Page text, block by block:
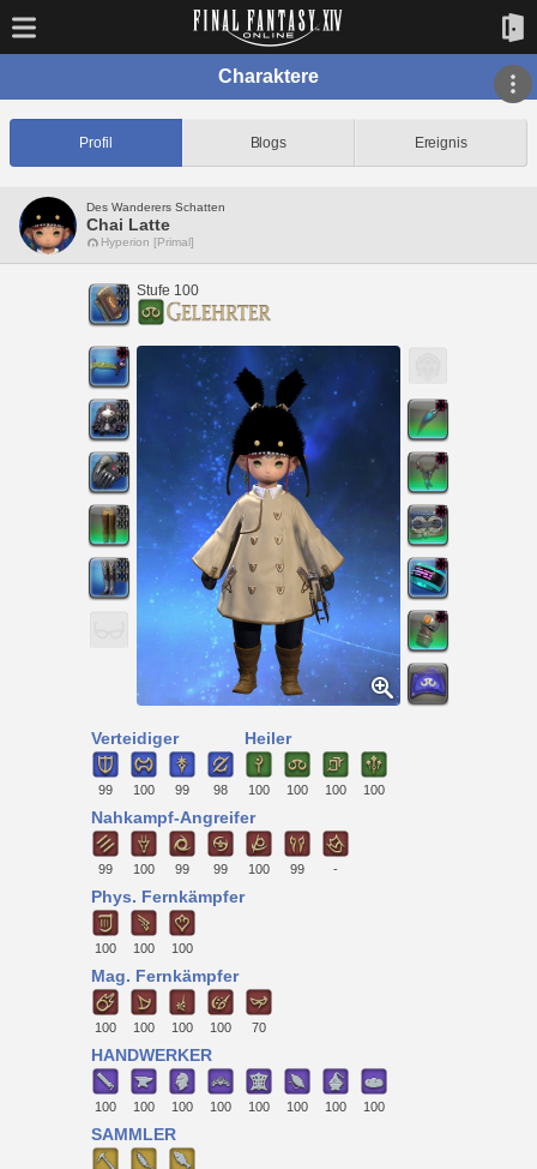
Charaktere
Profil Blogs Ereignis
Des Wanderers Schatten
Chai Latte
Hyperion [Primal]
Stufe 100
Verteidiger
99 100 99 98
Heiler
100 100 100 100
Nahkampf-Angreifer
99 100 99 99 100 99 -
Phys. Fernkämpfer
100 100 100
Mag. Fernkämpfer
100 100 100 100 70
HANDWERKER
100 100 100 100 100 100 100 100
SAMMLER